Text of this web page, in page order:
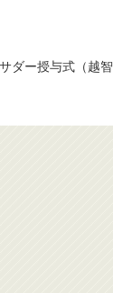
ダー授与式（越